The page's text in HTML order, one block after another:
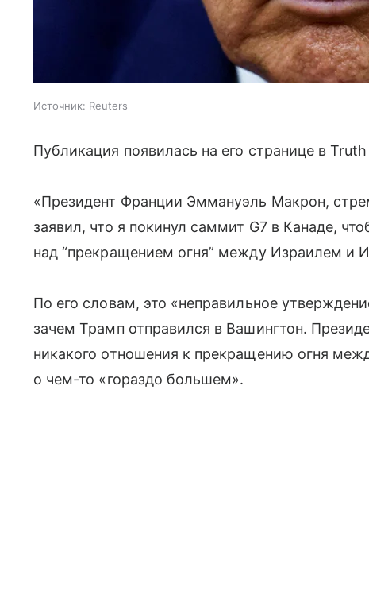
Источник: Reuters
Публикация появилась на его странице в
«Президент Франции Эммануэль Макрон,
заявил, что я покинул саммит G7 в Канаде,
над “прекращением огня” между Израилем и
По его словам, это «неправильное
зачем Трамп отправился в Вашингтон.
никакого отношения к прекращению огня
о чем-то «гораздо большем».